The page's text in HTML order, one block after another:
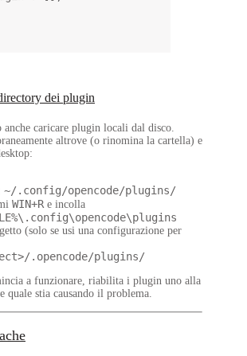
dei plugin
anche caricare plugin locali dal disco.
altrove (o rinomina la cartella) e
~/.config/opencode/plugins/
WIN+Re incolla
(solo se usi una configurazione per
.opencode/plugins/
a funzionare, riabilita i plugin uno alla
quale stia causando il problema.